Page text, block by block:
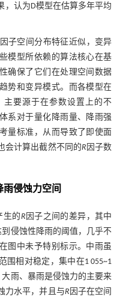
，认为D模型在估算多年平均
因子空间分布特征近似，变异
模型所依赖的算法核心在基
确保了它们在处理空间数据
势和变异模式。而各模型在
要源于在参数设置上的不
系对于量化降雨量、降雨强
量标准，从而导致了即使面
会计算出截然不同的R 因子数
雨侵蚀力空间
生的R 因子之间的差异，其中
侵蚀性降雨的阈值，几乎不
图中未予特别标示。中雨虽
围相对稳定，集中在1 055~1
大雨、暴雨是侵蚀力的主要来
力水平，并且与R 因子在空间